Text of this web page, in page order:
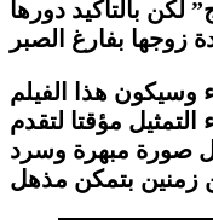
بالتأكيد دورها
زوجها بفارغ الصبر
وسيكون هذا الفيلم
مؤقتا لتقدم
صورة مبهرة وسرد